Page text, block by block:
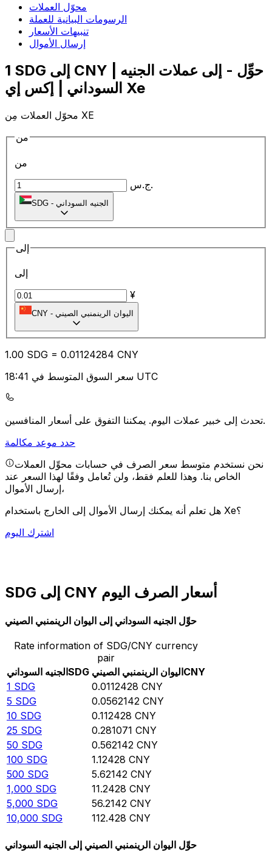
محوّل العملات
الرسومات البيانية للعملة
تنبيهات الأسعار
إرسال الأموال
1 SDG إلى CNY | حوِّل - إلى عملات الجنيه
السوداني | إكس إي Xe
محوّل العملات مِن XE
من
من
ج.س.
SDG - الجنيه السوداني
إلى
إلى
¥
CNY - اليوان الرينمنبي الصيني
1.00 SDG = 0.01124284 CNY
سعر السوق المتوسط في 18:41 UTC
تحدث إلى خبير عملات اليوم.يمكننا التفوق على أسعار المنافسين.
حدد موعد مكالمة
نحن نستخدم متوسط سعر الصرف في حسابات محوِّل العملات
الخاص بنا. وهذا للعلم فقط، ولن تُعامل وفقًا لهذا السعر عند
إرسال الأموال،
هل تعلم أنه يمكنك إرسال الأموال إلى الخارج باستخدام Xe؟
اشترك اليوم
SDG إلى CNY أسعار الصرف اليوم
حوِّل الجنيه السوداني إلى اليوان الرينمنبي الصيني
Rate information of SDG/CNY currency
pair
الجنيه السودانيSDG اليوان الرينمنبي الصينيCNY
1 SDG 0.0112428 CNY
5 SDG 0.0562142 CNY
10 SDG 0.112428 CNY
25 SDG 0.281071 CNY
50 SDG 0.562142 CNY
100 SDG 1.12428 CNY
500 SDG 5.62142 CNY
1,000 SDG 11.2428 CNY
5,000 SDG 56.2142 CNY
10,000 SDG 112.428 CNY
حوِّل اليوان الرينمنبي الصيني إلى الجنيه السوداني